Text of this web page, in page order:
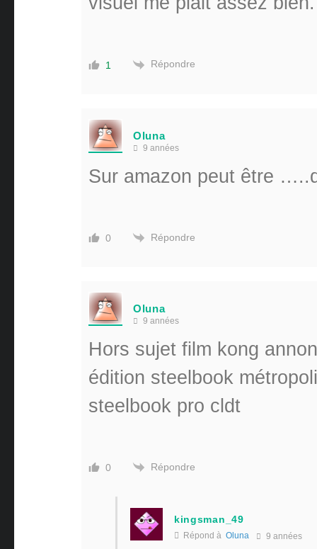
1 Répondre
Oluna
9 années
Sur amazon peut être
0 Répondre
Oluna
9 années
Hors sujet film kong
édition steelbook
steelbook pro cldt
0 Répondre
kingsman_49
Répond à Oluna 9 années